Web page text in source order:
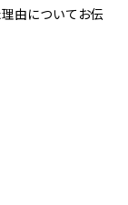
由についてお伝